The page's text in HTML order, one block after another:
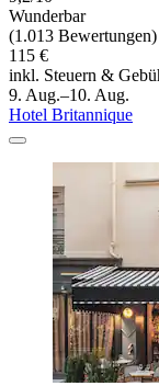
Wunderbar
(1.013 Bewertungen)
115 €
inkl. Steuern &
9. Aug.–10. Aug.
Hotel Britannique